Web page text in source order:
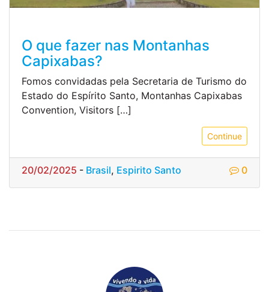
O que fazer nas Montanhas
Capixabas?
Fomos convidadas pela Secretaria de Turismo do
Estado do Espírito Santo, Montanhas Capixabas
Convention, Visitors […]
Continue
20/02/2025 - Brasil, Espirito Santo 0